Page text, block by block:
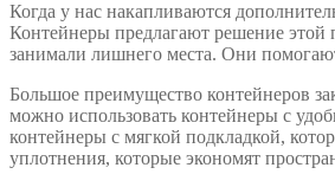
Когда у нас накапливаются
Контейнеры предлагают решение этой
занимали лишнего места. Они
Большое преимущество контейнеров
можно использовать контейнеры с
контейнеры с мягкой подкладкой,
уплотнения, которые экономят